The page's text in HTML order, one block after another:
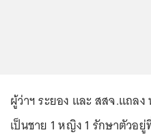
ผู้ว่าฯ ระยอง และ สสจ.แถล
เป็นชาย 1 หญิง 1 รักษาตัวอ